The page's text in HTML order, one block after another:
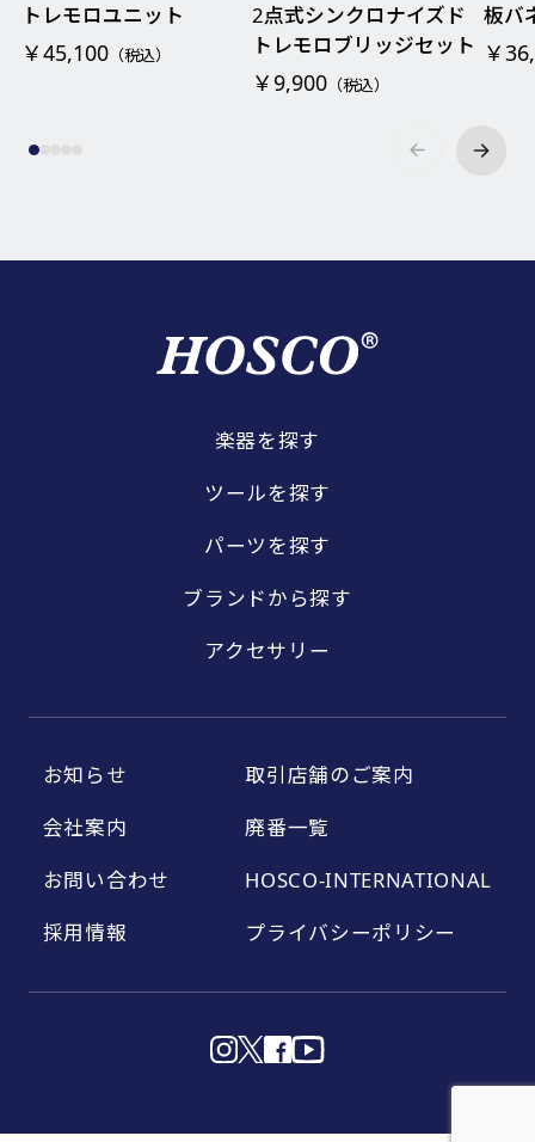
トレモロユニット
￥45,100（税込）
2点式シンクロナイズド
トレモロブリッジセット
￥9,900 （税込）
板バ
￥
楽器を探す
ツールを探す
パーツを探す
ブランドから探す
アクセサリー
お知らせ
会社案内
お問い合わせ
採用情報
取引店舗のご案内
廃番一覧
HOSCO-INTERNATIONAL
プライバシーポリシー